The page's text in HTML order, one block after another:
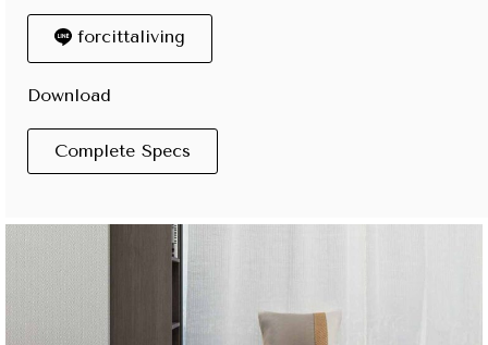
forcittaliving
Download
Complete Specs